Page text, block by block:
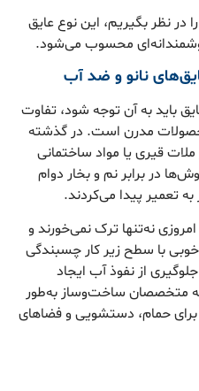
در نظر بگیریم، این نوع عایق
محسوب می‌شود.
نانو و ضد آب
باید به آن توجه شود، تفاوت
مدرن است. در گذشته
قیری یا مواد ساختمانی
در برابر نم و بخار دوام
تعمیر پیدا می‌کردند.
نه‌تنها ترک نمی‌خورند و
با سطح زیر کار چسبندگی
از نفوذ آب ایجاد
متخصصان ساخت‌وساز به‌طور
برای حمام، دستشویی و فضاهای